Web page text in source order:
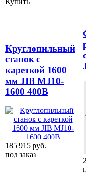
Купить
Круглопильный
станок с
кареткой 1600
мм JIB MJ10-
1600 400В
185 915 руб.
под заказ